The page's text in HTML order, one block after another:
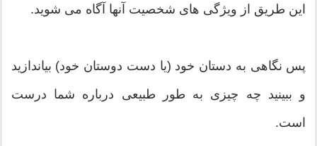
این طریق از ویژگی های شخصیت آنها آگاه می شوید.
پس نگاهی به دستان خود (یا دست دوستان خود) بیاندازید
و ببینید چه چیزی به طور طبیعی درباره شما درست
است.